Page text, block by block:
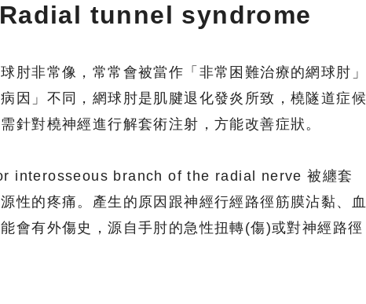
Radial tunnel syndrome
肘非常像，常常會被當作「非常困難治療的網球肘」
因」不同，網球肘是肌腱退化發炎所致，橈隧道症候
針對橈神經進行解套術注射，方能改善症狀。
interosseous branch of the radial nerve 被纏套
性的疼痛。產生的原因跟神經行經路徑筋膜沾黏、血
會有外傷史，源自手肘的急性扭轉(傷)或對神經路徑